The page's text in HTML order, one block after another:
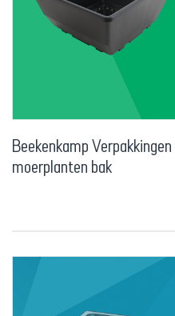
Beekenkamp
moerplanten bak